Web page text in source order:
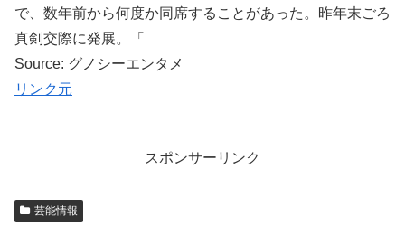
で、数年前から何度か同席することがあった。昨年末ごろ
真剣交際に発展。「
Source: グノシーエンタメ
リンク元
スポンサーリンク
芸能情報